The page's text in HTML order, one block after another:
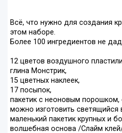
Всё, что нужно для создания
этом наборе.
Более 100 ингредиентов не
12 цветов воздушного
глина Монстрик,
15 цветных наклеек,
17 посыпок,
пакетик с неоновым
можно изготовить светящийся
маленький пакетик крупных и
волшебная основа /Слайм